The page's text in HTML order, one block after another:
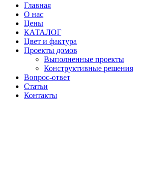
Главная
О нас
Цены
КАТАЛОГ
Цвет и фактура
Проекты домов
Выполненные проекты
Конструктивные решения
Вопрос-ответ
Статьи
Контакты